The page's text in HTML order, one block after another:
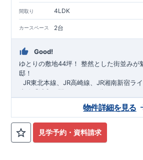
間取り 4LDK
カースペース 2台
Good!
ゆとりの敷地44坪！ ​整然とした街並みが
邸！
​ ​ ​JR東北本線、JR高崎線、JR湘南新宿ライ
岸線「浦和 」駅までバス36 分
バス停「
12分​​​◆設計・建設性能評価ｗ取得！​◎
計住宅性能評価】 ​建物設計段階で
関
が評価しております！ ​ 【 建設
​大久保小学校まで
校まで徒歩12分！​幼稚園、保育園まで
広々とした敷地！ ​敷地は44坪超
間取りプラン採用！
​ ​◆こだわりの内装！
見学予約・資料請求
物件詳細を見る